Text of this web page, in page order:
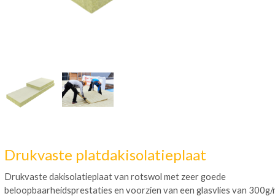
Drukvaste platdakisolatieplaat
Drukvaste dakisolatieplaat van rotswol met zeer goede
beloopbaarheidsprestaties en voorzien van een glasvlies van 300g/